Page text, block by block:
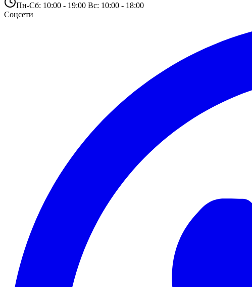
Пн-Сб: 10:00 - 19:00 Вс: 10:00 - 18:00
Соцсети